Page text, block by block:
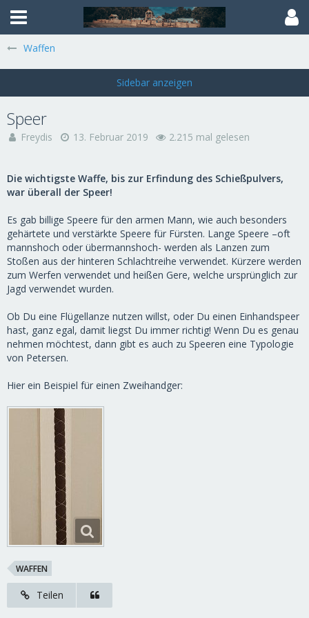
Waffen
Speer
Freydis 13. Februar 2019 2.215 mal gelesen
Die wichtigste Waffe, bis zur Erfindung des Schießpulvers,
war überall der Speer!
Es gab billige Speere für den armen Mann, wie auch besonders
gehärtete und verstärkte Speere für Fürsten. Lange Speere –oft
mannshoch oder übermannshoch- werden als Lanzen zum
Stoßen aus der hinteren Schlachtreihe verwendet. Kürzere werden
zum Werfen verwendet und heißen Gere, welche ursprünglich zur
Jagd verwendet wurden.
Ob Du eine Flügellanze nutzen willst, oder Du einen Einhandspeer
hast, ganz egal, damit liegst Du immer richtig! Wenn Du es genau
nehmen möchtest, dann gibt es auch zu Speeren eine Typologie
von Petersen.
Hier ein Beispiel für einen Zweihandger:
WAFFEN
Teilen